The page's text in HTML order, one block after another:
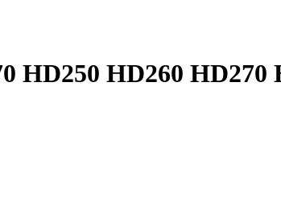
HD250 HD260 HD270